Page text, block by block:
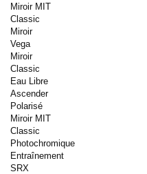
Miroir MIT
Classic
Miroir
Vega
Miroir
Classic
Eau Libre
Ascender
Polarisé
Miroir MIT
Classic
Photochromique
Entraînement
SRX